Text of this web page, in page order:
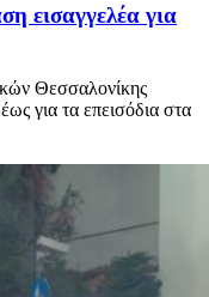
εισαγγελέα για
Θεσσαλονίκης
για τα επεισόδια στα